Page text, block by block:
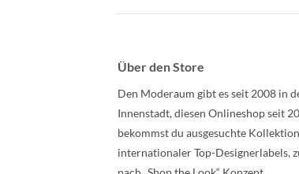
Über den Store
Den Moderaum gibt es seit 2008 in
Innenstadt, diesen Onlineshop seit
bekommst du ausgesuchte
internationaler Top-Designerlabels,